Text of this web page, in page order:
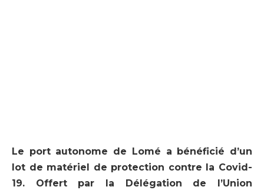
Le port autonome de Lomé a bénéficié d’un
lot de matériel de protection contre la Covid-
19. Offert par la Délégation de l’Union